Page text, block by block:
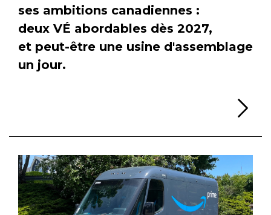
ses ambitions canadiennes :
deux VÉ abordables dès 2027,
et peut-être une usine d'assemblage
un jour.